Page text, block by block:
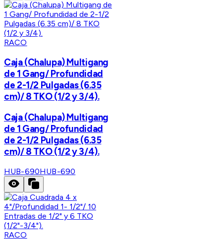
RACO
Caja (Chalupa) Multigang
de 1 Gang/ Profundidad
de 2-1/2 Pulgadas (6.35
cm)/ 8 TKO (1/2 y 3/4).
Caja (Chalupa) Multigang
de 1 Gang/ Profundidad
de 2-1/2 Pulgadas (6.35
cm)/ 8 TKO (1/2 y 3/4).
HUB-690HUB-690
RACO